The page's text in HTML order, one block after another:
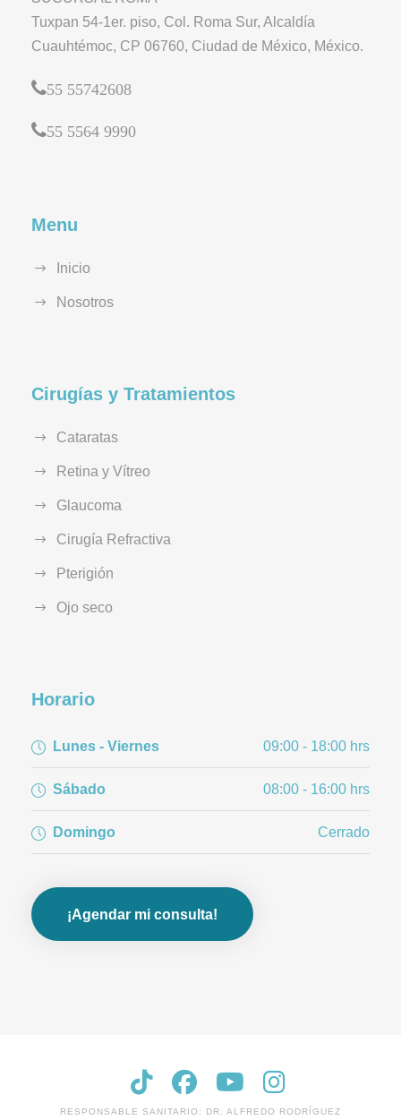
Tuxpan 54-1er. piso, Col. Roma Sur, Alcaldía
Cuauhtémoc, CP 06760, Ciudad de México, México.
55 55742608
55 5564 9990
Menu
Inicio
Nosotros
Cirugías y Tratamientos
Cataratas
Retina y Vítreo
Glaucoma
Cirugía Refractiva
Pterigión
Ojo seco
Horario
Lunes - Viernes 09:00 - 18:00 hrs
Sábado 08:00 - 16:00 hrs
Domingo Cerrado
¡Agendar mi consulta!
RESPONSABLE SANITARIO: DR. ALFREDO RODRÍGUEZ